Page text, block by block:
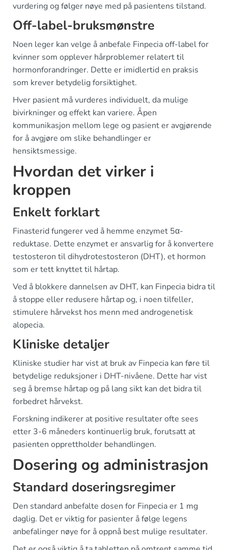
vurdering og følger nøye med på pasientens tilstand.
Off-label-bruksmønstre
Noen leger kan velge å anbefale Finpecia off-label for
kvinner som opplever hårproblemer relatert til
hormonforandringer. Dette er imidlertid en praksis
som krever betydelig forsiktighet.
Hver pasient må vurderes individuelt, da mulige
bivirkninger og effekt kan variere. Åpen
kommunikasjon mellom lege og pasient er avgjørende
for å avgjøre om slike behandlinger er
hensiktsmessige.
Hvordan det virker i
kroppen
Enkelt forklart
Finasterid fungerer ved å hemme enzymet 5α-
reduktase. Dette enzymet er ansvarlig for å konvertere
testosteron til dihydrotestosteron (DHT), et hormon
som er tett knyttet til hårtap.
Ved å blokkere dannelsen av DHT, kan Finpecia bidra til
å stoppe eller redusere hårtap og, i noen tilfeller,
stimulere hårvekst hos menn med androgenetisk
alopecia.
Kliniske detaljer
Kliniske studier har vist at bruk av Finpecia kan føre til
betydelige reduksjoner i DHT-nivåene. Dette har vist
seg å bremse hårtap og på lang sikt kan det bidra til
forbedret hårvekst.
Forskning indikerer at positive resultater ofte sees
etter 3-6 måneders kontinuerlig bruk, forutsatt at
pasienten opprettholder behandlingen.
Dosering og administrasjon
Standard doseringsregimer
Den standard anbefalte dosen for Finpecia er 1 mg
daglig. Det er viktig for pasienter å følge legens
anbefalinger nøye for å oppnå best mulige resultater.